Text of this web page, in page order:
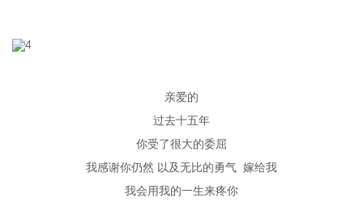
亲爱的
过去十五年
你受了很大的委屈
我感谢你仍然 以及无比的勇气 嫁给我
我会用我的一生来疼你